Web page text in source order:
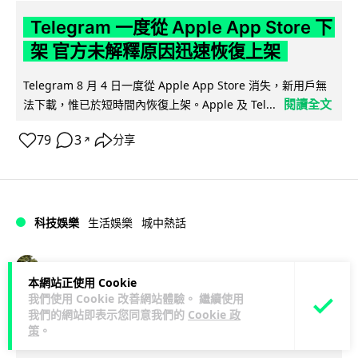
本網站正使用 Cookie
我們使用 Cookie 改善網站體驗。 繼續使用
我們的網站即表示您同意我們的 Cookie 政
策 。
Telegram 一度從 Apple App Store 下
架 官方未解釋原因迅速恢復上架
Telegram 8 月 4 日一度從 Apple App Store 消失，新用戶無
法下載，惟已於短時間內恢復上架。Apple 及 Tel...
閱讀全文
79 3 ↗ 分享
科技娛樂 生活娛樂 城中熱話
葵芳街燈狂閃近 1 小時 網民笑稱「幻彩
泳葵芳」